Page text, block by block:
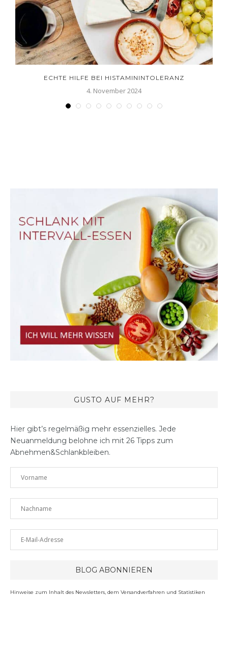
ECHTE HILFE BEI HISTAMININTOLERANZ
4. November 2024
GUSTO AUF MEHR?
Hier gibt’s regelmäßig mehr essenzielles. Jede
Neuanmeldung belohne ich mit 26 Tipps zum
Abnehmen&Schlankbleiben.
Hinweise zum Inhalt des Newsletters, dem Versandverfahren und Statistiken